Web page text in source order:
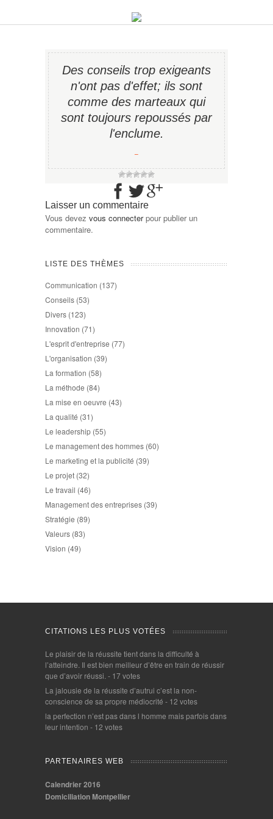
Des conseils trop exigeants
n'ont pas d'effet; ils sont
comme des marteaux qui
sont toujours repoussés par
l'enclume.
−
Laisser un commentaire
Vous devez vous connecterpour publier un
commentaire.
LISTE DES THÈMES
Communication (137)
Conseils (53)
Divers (123)
Innovation (71)
L'esprit d'entreprise (77)
L'organisation (39)
La formation (58)
La méthode (84)
La mise en oeuvre (43)
La qualité (31)
Le leadership (55)
Le management des hommes (60)
Le marketing et la publicité (39)
Le projet (32)
Le travail (46)
Management des entreprises (39)
Stratégie (89)
Valeurs (83)
Vision (49)
CITATIONS LES PLUS VOTÉES
Le plaisir de la réussite tient dans la difficulté à
l’atteindre. Il est bien meilleur d’être en train de réussir
que d’avoir réussi. - 17 votes
La jalousie de la réussite d’autrui c’est la non-
conscience de sa propre médiocrité - 12 votes
la perfection n’est pas dans l homme mais parfois dans
leur intention - 12 votes
PARTENAIRES WEB
Calendrier 2016
Domiciliation Montpellier